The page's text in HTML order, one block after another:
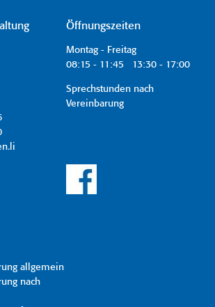
Öffnungszeiten
Montag - Freitag
08:15 - 11:45 13:30 - 17:00
Sprechstunden nach
Vereinbarung
allgemein
nach